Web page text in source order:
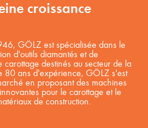
croissance
GÖLZ est spécialisée dans le
d'outils diamantés et de
carottage destinés au secteur de la
80 ans d'expérience, GÖLZ s'est
en proposant des machines
pour le carottage et le
de construction.